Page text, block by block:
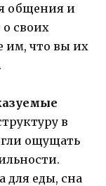
общения и
о своих
им, что вы их
в
ощущать
для еды, сна